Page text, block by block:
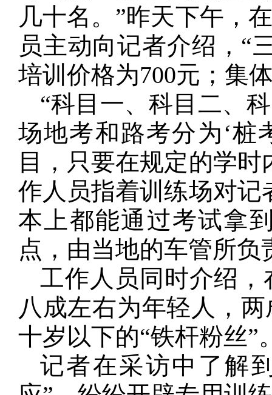
几十名。”昨天下午，
员主动向记者介绍，“
培训价格为700元；集
“科目一、科目二、
场地考和路考分为‘桩
目，只要在规定的学
作人员指着训练场对记
本上都能通过考试拿
点，由当地的车管所负
工作人员同时介绍
八成左右为年轻人，
十岁以下的“铁杆粉丝”
记者在采访中了解